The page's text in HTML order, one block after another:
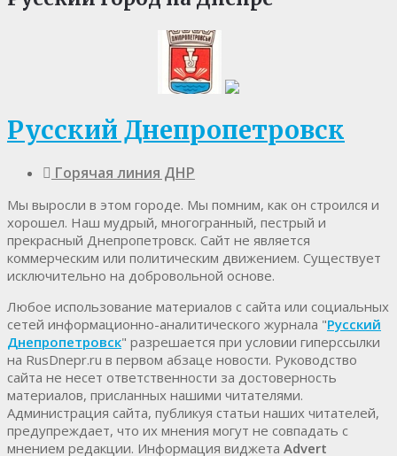
Русский Днепропетровск
Горячая линия ДНР
Мы выросли в этом городе. Мы помним, как он строился и
хорошел. Наш мудрый, многогранный, пестрый и
прекрасный Днепропетровск. Cайт не является
коммерческим или политическим движением. Существует
исключительно на добровольной основе.
Любое использование материалов c сайта или социальных
сетей информационно-аналитического журнала "Русский
Днепропетровск" разрешается при условии гиперссылки
на RusDnepr.ru в первом абзаце новости. Руководство
сайта не несет ответственности за достоверность
материалов, присланных нашими читателями.
Администрация сайта, публикуя статьи наших читателей,
предупреждает, что их мнения могут не совпадать с
мнением редакции. Информация виджета Advert